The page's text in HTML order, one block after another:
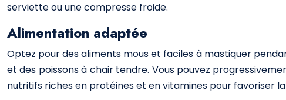
serviette ou une compresse froide.
Alimentation adaptée
Optez pour des aliments mous et faciles à mastiquer
et des poissons à chair tendre. Vous pouvez
nutritifs riches en protéines et en vitamines pour favoriser la